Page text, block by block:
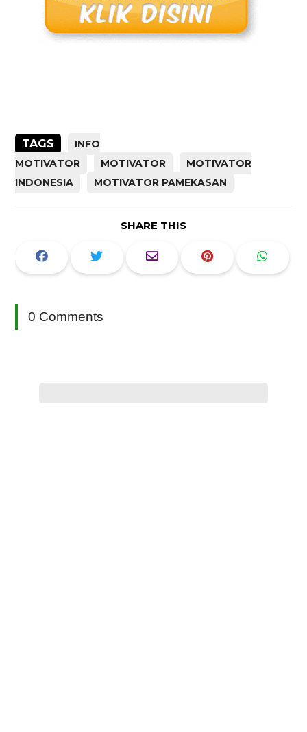
TAGS
INFO
MOTIVATOR
MOTIVATOR
MOTIVATOR
INDONESIA
MOTIVATOR PAMEKASAN
SHARE THIS
0 Comments